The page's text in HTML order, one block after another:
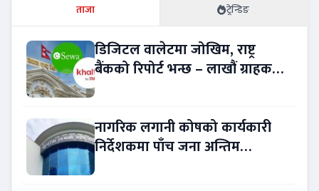
ताजा ट्रेन्डिङ
डिजिटल वालेटमा जोखिम, राष्ट्र
बैंकको रिपोर्ट भन्छ – लाखौं ग्राहकको
नागरिक लगानी कोषको कार्यकारी
निर्देशकमा पाँच जना अन्तिम